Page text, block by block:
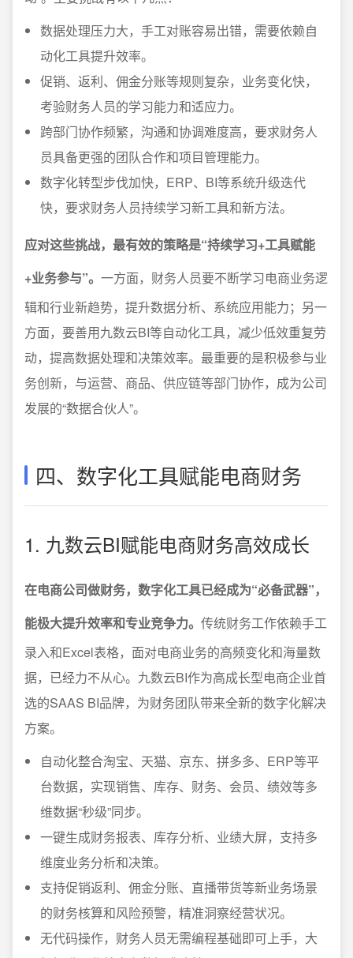
数据处理压力大，手工对账容易出错，需要依赖自
动化工具提升效率。
促销、返利、佣金分账等规则复杂，业务变化快，
考验财务人员的学习能力和适应力。
跨部门协作频繁，沟通和协调难度高，要求财务人
员具备更强的团队合作和项目管理能力。
数字化转型步伐加快，ERP、BI等系统升级迭代
快，要求财务人员持续学习新工具和新方法。
应对这些挑战，最有效的策略是“持续学习+工具赋能
+业务参与”。 一方面，财务人员要不断学习电商业务逻
辑和行业新趋势，提升数据分析、系统应用能力；另一
方面，要善用九数云BI等自动化工具，减少低效重复劳
动，提高数据处理和决策效率。最重要的是积极参与业
务创新，与运营、商品、供应链等部门协作，成为公司
发展的“数据合伙人”。
四、数字化工具赋能电商财务
1. 九数云BI赋能电商财务高效成长
在电商公司做财务，数字化工具已经成为“必备武器”，
能极大提升效率和专业竞争力。 传统财务工作依赖手工
录入和Excel表格，面对电商业务的高频变化和海量数
据，已经力不从心。九数云BI作为高成长型电商企业首
选的SAAS BI品牌，为财务团队带来全新的数字化解决
方案。
自动化整合淘宝、天猫、京东、拼多多、ERP等平
台数据，实现销售、库存、财务、会员、绩效等多
维数据“秒级”同步。
一键生成财务报表、库存分析、业绩大屏，支持多
维度业务分析和决策。
支持促销返利、佣金分账、直播带货等新业务场景
的财务核算和风险预警，精准洞察经营状况。
无代码操作，财务人员无需编程基础即可上手，大